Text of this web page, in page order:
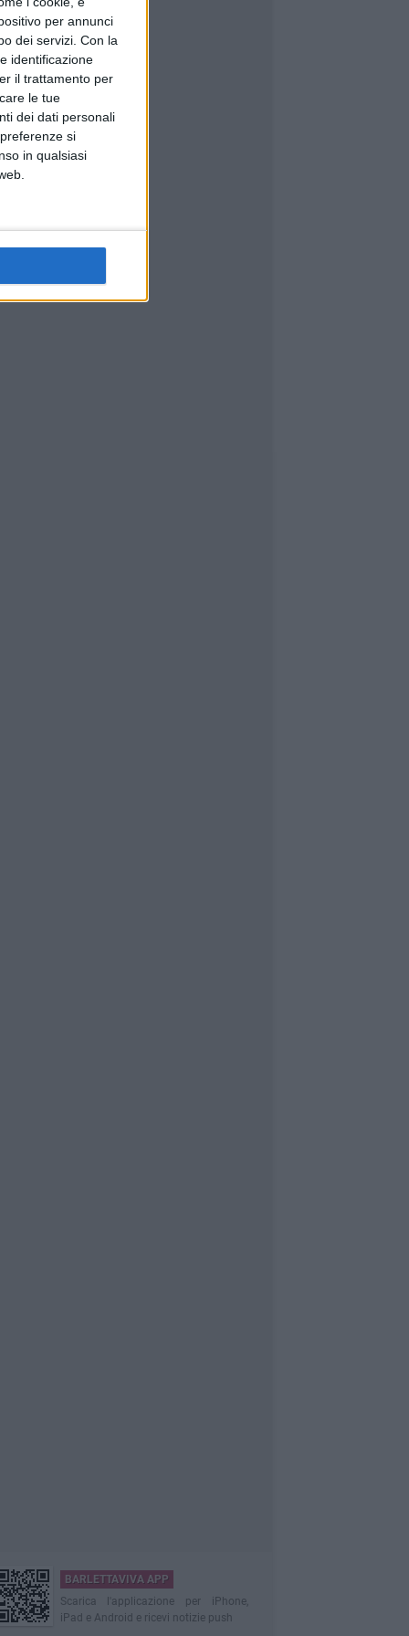
per annunci
dei servizi. Con la
identificazione
il trattamento per
le tue
dei dati personali
si
in qualsiasi
BARLETTAVIVA APP
Scarica l'applicazione per iPhone,
iPad e Android e ricevi notizie push